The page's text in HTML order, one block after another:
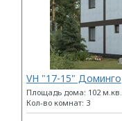
VH "17-15" Доминго
Площадь дома: 102 м.кв.
Кол-во комнат: 3